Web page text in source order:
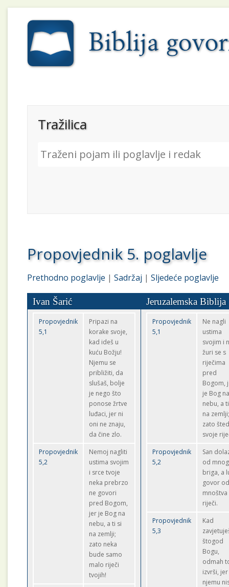
Tražilica
Propovjednik 5. poglavlje
Prethodno poglavlje |Sadržaj |Sljedeće poglavlje
Ivan Šarić Jeruzalemska Biblija
Propovjednik
5,1
Pripazi na
korake svoje,
kad ideš u
kuću Božju!
Njemu se
približiti, da
slušaš, bolje
je nego što
ponose žrtve
luđaci, jer ni
oni ne znaju,
da čine zlo.
Propovjednik
5,2
Nemoj nagliti
ustima svojim
i srce tvoje
neka prebrzo
ne govori
pred Bogom,
jer je Bog na
nebu, a ti si
na zemlji;
zato neka
bude samo
malo riječi
tvojih!
Propovjednik
5,1
Ne nagli
ustima
svojim i
žuri se s
riječima
pred
Bogom,
je Bog
nebu, a
na
zato
svoje
Propovjednik
5,2
San
od
briga, a
govor
mnoštva
riječi.
Propovjednik
5,3
Kad
štogod
Bogu,
odmah
izvrši, jer
njemu